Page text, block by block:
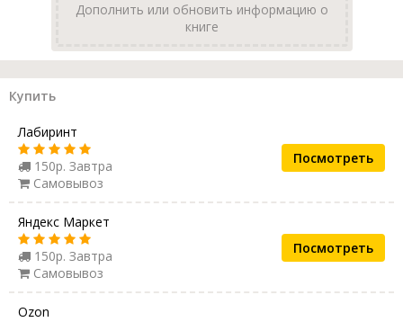
Дополнить или обновить информацию о
книге
Купить
Лабиринт
150р. Завтра
Самовывоз
Посмотреть
Яндекс Маркет
150р. Завтра
Самовывоз
Посмотреть
Ozon